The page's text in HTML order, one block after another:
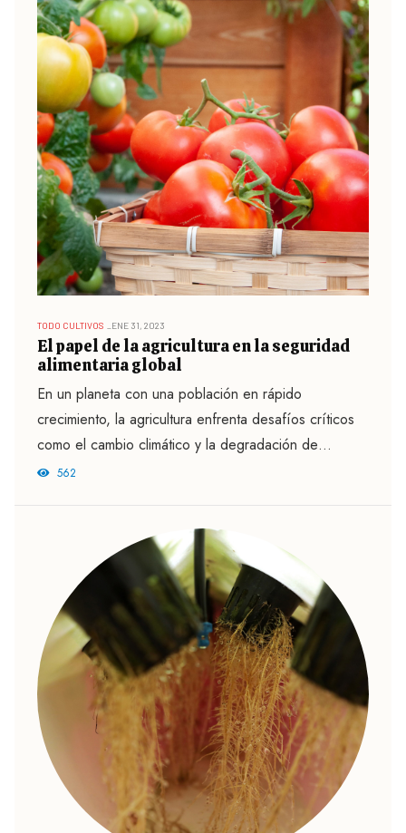
TODO CULTIVOS ENE 31, 2023
El papel de la agricultura en la seguridad
alimentaria global
En un planeta con una población en rápido
crecimiento, la agricultura enfrenta desafíos críticos
como el cambio climático y la degradación de
recursos naturales. Este artículo explora soluciones...
562